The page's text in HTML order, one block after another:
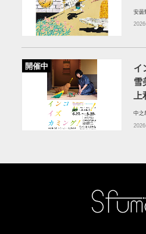
安曇
開催中
イ
雪
中之